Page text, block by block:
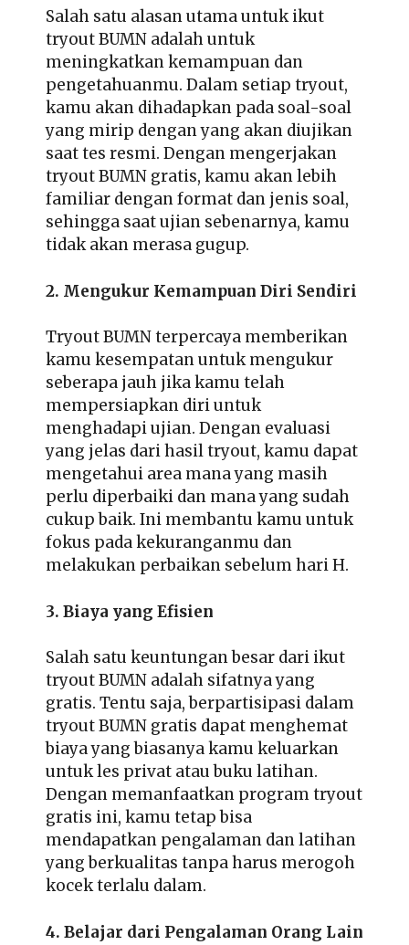
Salah satu alasan utama untuk ikut
tryout BUMN adalah untuk
meningkatkan kemampuan dan
pengetahuanmu. Dalam setiap tryout,
kamu akan dihadapkan pada soal-soal
yang mirip dengan yang akan diujikan
saat tes resmi. Dengan mengerjakan
tryout BUMN gratis, kamu akan lebih
familiar dengan format dan jenis soal,
sehingga saat ujian sebenarnya, kamu
tidak akan merasa gugup.
2. Mengukur Kemampuan Diri Sendiri
Tryout BUMN terpercaya memberikan
kamu kesempatan untuk mengukur
seberapa jauh jika kamu telah
mempersiapkan diri untuk
menghadapi ujian. Dengan evaluasi
yang jelas dari hasil tryout, kamu dapat
mengetahui area mana yang masih
perlu diperbaiki dan mana yang sudah
cukup baik. Ini membantu kamu untuk
fokus pada kekuranganmu dan
melakukan perbaikan sebelum hari H.
3. Biaya yang Efisien
Salah satu keuntungan besar dari ikut
tryout BUMN adalah sifatnya yang
gratis. Tentu saja, berpartisipasi dalam
tryout BUMN gratis dapat menghemat
biaya yang biasanya kamu keluarkan
untuk les privat atau buku latihan.
Dengan memanfaatkan program tryout
gratis ini, kamu tetap bisa
mendapatkan pengalaman dan latihan
yang berkualitas tanpa harus merogoh
kocek terlalu dalam.
4. Belajar dari Pengalaman Orang Lain